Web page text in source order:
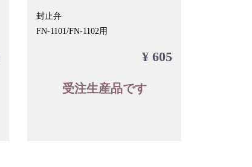
封止弁
FN-1101/FN-1102用
¥ 605
受注生産品です